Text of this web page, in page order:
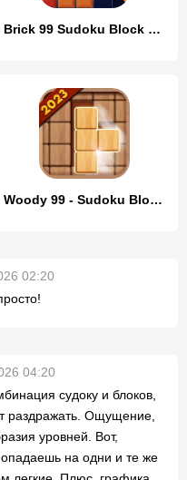
Brick 99 Sudoku Block Puzzle
Woody 99 - Sudoku Block Puzzle
02:20
04:20
судоку и блоков,
раздражать. Ощущение,
уровней. Вот,
на одни и те же